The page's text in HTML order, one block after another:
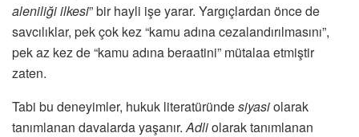
aleniliği ilkesi” bir hayli işe yarar. Yargıçlardan önce de
savcılıklar, pek çok kez “kamu adına cezalandırılmasını”,
pek az kez de “kamu adına beraatini” mütalaa etmiştir
zaten.
Tabi bu deneyimler, hukuk literatüründesiyasiolarak
tanımlanan davalarda yaşanır.Adliolarak tanımlanan